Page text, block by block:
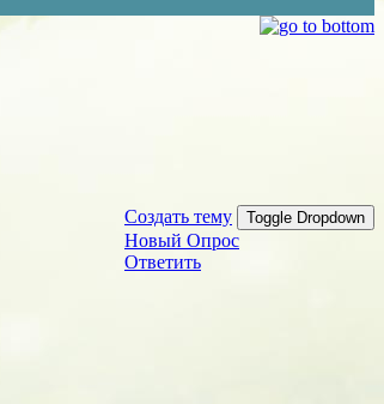
Создать тему Toggle Dropdown
Новый Опрос
Ответить